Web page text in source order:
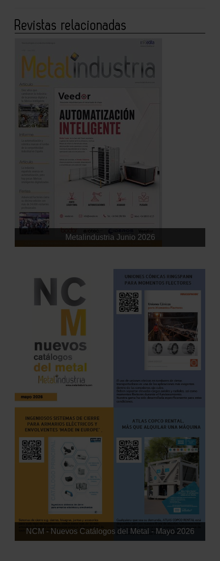
Revistas relacionadas
Metalindustria Junio 2026
NCM - Nuevos Catálogos del Metal - Mayo 2026